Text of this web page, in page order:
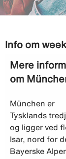
Info om
Mere
om
München er
Tysklands
og ligger ved
Isar, nord for
Bayerske